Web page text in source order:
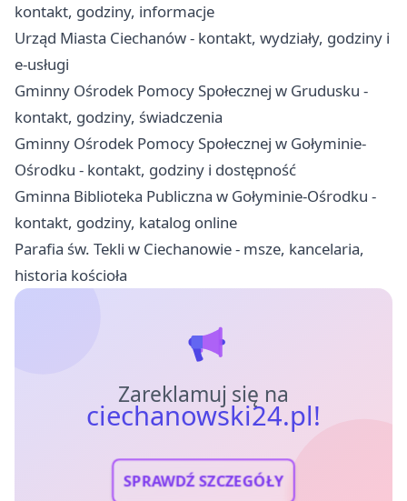
kontakt, godziny, informacje
Urząd Miasta Ciechanów - kontakt, wydziały, godziny i
e-usługi
Gminny Ośrodek Pomocy Społecznej w Grudusku -
kontakt, godziny, świadczenia
Gminny Ośrodek Pomocy Społecznej w Gołyminie-
Ośrodku - kontakt, godziny i dostępność
Gminna Biblioteka Publiczna w Gołyminie-Ośrodku -
kontakt, godziny, katalog online
Parafia św. Tekli w Ciechanowie - msze, kancelaria,
historia kościoła
Zareklamuj się na
ciechanowski24.pl!
SPRAWDŹ SZCZEGÓŁY